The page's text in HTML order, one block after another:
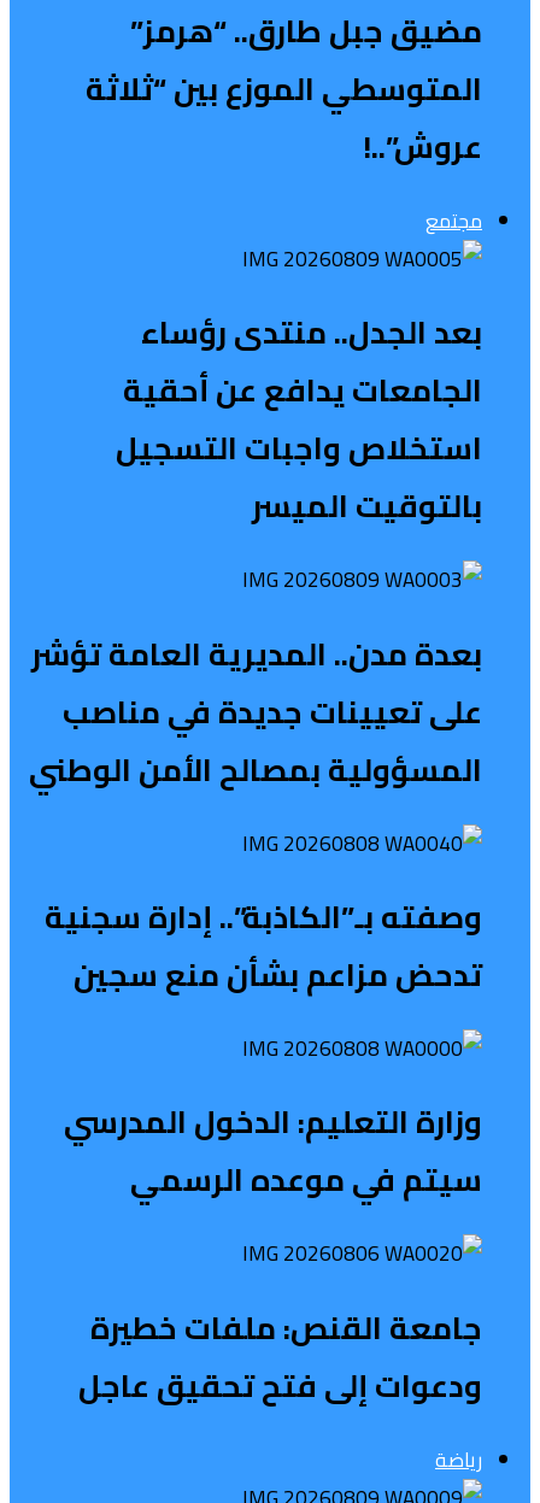
مضيق جبل طارق.. “هرمز”
المتوسطي الموزع بين “ثلاثة
عروش”..!
مجتمع
بعد الجدل.. منتدى رؤساء
الجامعات يدافع عن أحقية
استخلاص واجبات التسجيل
بالتوقيت الميسر
بعدة مدن.. المديرية العامة تؤشر
على تعيينات جديدة في مناصب
المسؤولية بمصالح الأمن الوطني
وصفته بـ”الكاذبة”.. إدارة سجنية
تدحض مزاعم بشأن منع سجين
وزارة التعليم: الدخول المدرسي
سیتم في موعده الرسمي
جامعة القنص: ملفات خطيرة
ودعوات إلى فتح تحقيق عاجل
رياضة